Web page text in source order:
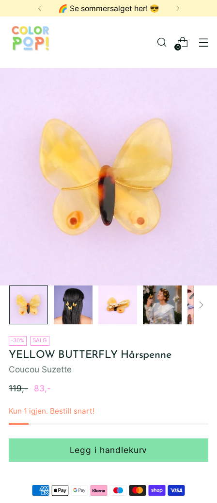
🌈 Se sommersalget her! 😎
0
-30% SALG
YELLOW BUTTERFLY Hårspenne
Coucou Suzette
Ordinær
119,- 83,-
Kun 1 igjen. Bestill snart!
Legg i handlekurv